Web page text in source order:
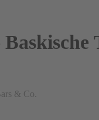
& Co.